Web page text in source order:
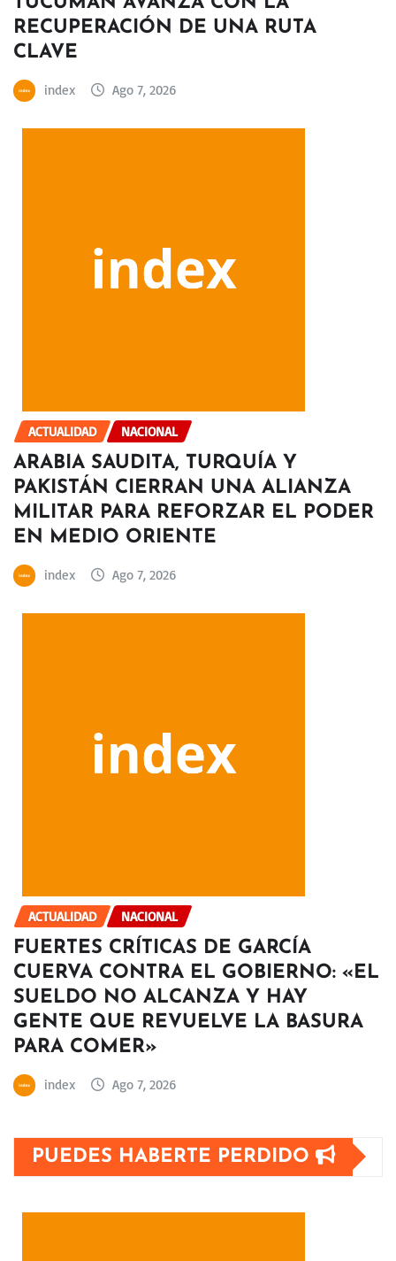
RECUPERACIÓN DE UNA RUTA
CLAVE
index Ago 7, 2026
ACTUALIDAD NACIONAL
ARABIA SAUDITA, TURQUÍA Y
PAKISTÁN CIERRAN UNA ALIANZA
MILITAR PARA REFORZAR EL PODER
EN MEDIO ORIENTE
index Ago 7, 2026
ACTUALIDAD NACIONAL
FUERTES CRÍTICAS DE GARCÍA
CUERVA CONTRA EL GOBIERNO: «EL
SUELDO NO ALCANZA Y HAY
GENTE QUE REVUELVE LA BASURA
PARA COMER»
index Ago 7, 2026
PUEDES HABERTE PERDIDO